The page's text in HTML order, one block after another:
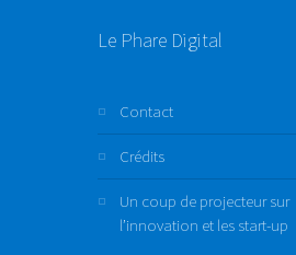
Le Phare Digital
Contact
Crédits
Un coup de projecteur sur
l’innovation et les start-up